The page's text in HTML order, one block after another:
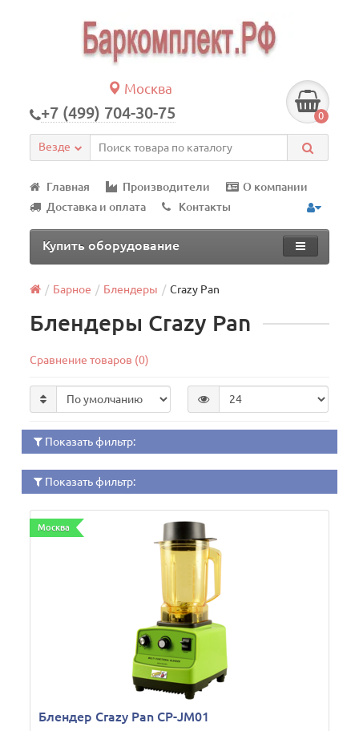
Москва
+7 (499) 704-30-75 0
Везде
Главная Производители
О компании
Доставка и оплата
Контакты
Купить оборудование
Барное Блендеры Crazy Pan
Блендеры Crazy Pan
Сравнение товаров (0)
Показать фильтр:
Показать фильтр:
Москва
Блендер Crazy Pan CP-JM01